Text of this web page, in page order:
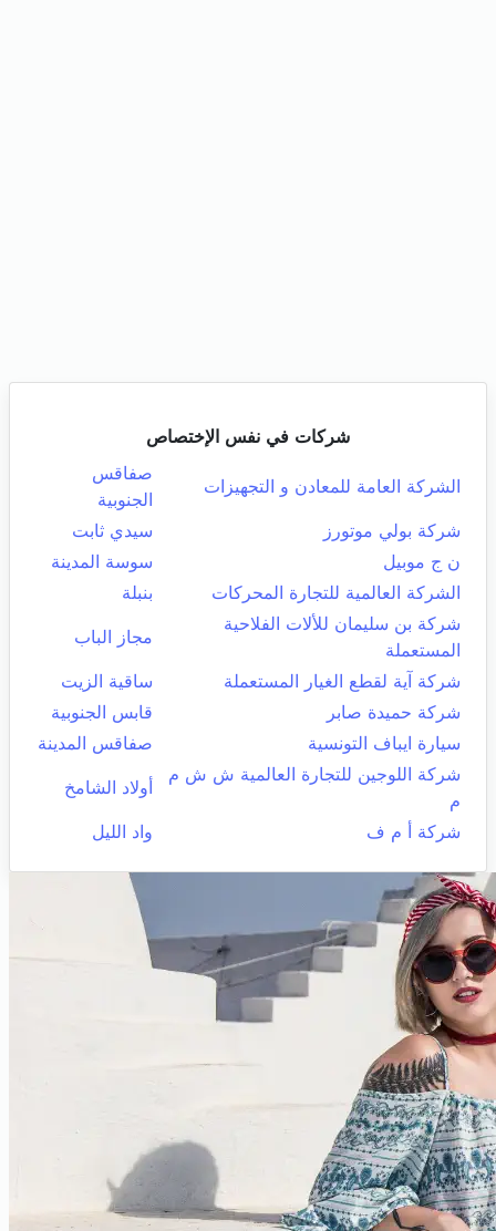
شركات في نفس الإختصاص
الشركة العامة للمعادن و التجهيزات
صفاقس
الجنوبية
شركة بولي موتورز
سيدي ثابت
ن ج موبيل
سوسة المدينة
الشركة العالمية للتجارة المحركات
بنبلة
شركة بن سليمان للألات الفلاحية
المستعملة
مجاز الباب
شركة آية لقطع الغيار المستعملة
ساقية الزيت
شركة حميدة صابر
قابس الجنوبية
سيارة ايباف التونسية
صفاقس المدينة
شركة اللوجين للتجارة العالمية ش ش م
م
أولاد الشامخ
شركة أ م ف واد الليل